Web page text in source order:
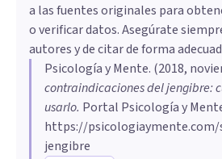
cantidades inadecuadas
estas enfermedades o
tratamiento. El profesional
suspender su uso para evitar
asegurar una atención segura.
a las fuentes originales para
o verificar datos. Asegúrate
autores y de citar de forma
Psicología y Mente. (2018,
contraindicaciones del jengibre:
usarlo. Portal Psicología y
https://
jengibre